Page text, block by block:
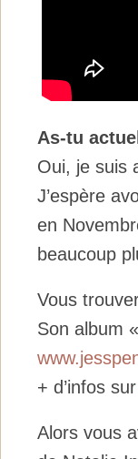
As-tu
Oui, je suis
J’espère
en
beaucoup
Vous
Son album
+ d’infos sur
Alors vous